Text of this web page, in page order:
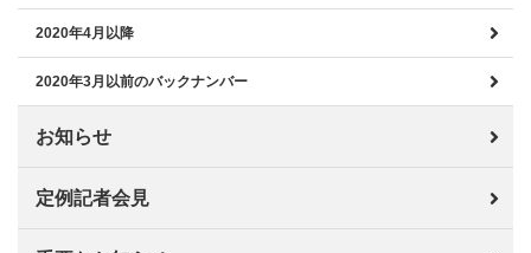
2020年4月以降
2020年3月以前のバックナンバー
お知らせ
定例記者会見